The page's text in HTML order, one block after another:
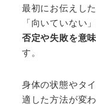
最初にお伝えした
「向いていない
否定や失敗を意
す。
身体の状態やタ
適した方法が変